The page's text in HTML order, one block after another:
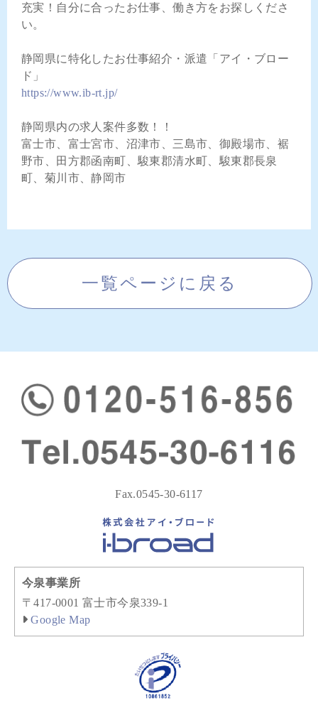
充実！自分に合ったお仕事、働き方をお探しくださ
い。
静岡県に特化したお仕事紹介・派遣「アイ・ブロー
ド」
https://www.ib-rt.jp/
静岡県内の求人案件多数！！
富士市、富士宮市、沼津市、三島市、御殿場市、裾
野市、田方郡函南町、駿東郡清水町、駿東郡長泉
町、菊川市、静岡市
一覧ページに戻る
Fax.0545-30-6117
今泉事業所
〒417-0001 富士市今泉339-1
Google Map